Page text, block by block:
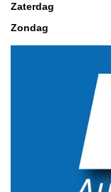
Zaterdag
Zondag